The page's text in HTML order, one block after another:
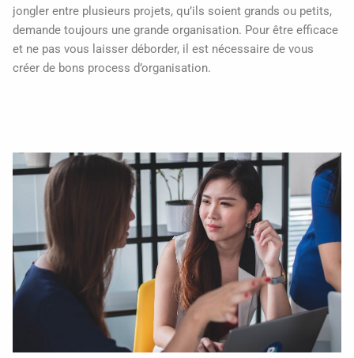
jongler entre plusieurs projets, qu’ils soient grands ou petits,
demande toujours une grande organisation. Pour être efficace
et ne pas vous laisser déborder, il est nécessaire de vous
créer de bons process d’organisation.